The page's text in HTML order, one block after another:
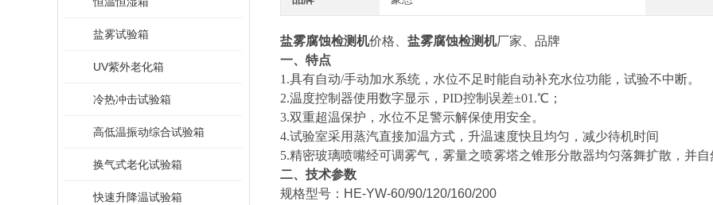
盐雾试验箱
UV紫外老化箱
冷热冲击试验箱
高低温振动综合试验箱
换气式老化试验箱
快速升降温试验箱
盐雾腐蚀检测机价格、 盐雾腐蚀检测机厂家、 品牌
一、特点
1.具有自动/手动加水系统，水位不足时能自动补充水位功能，试验不中断。
2.温度控制器使用数字显示，PID控制误差±01.℃；
3.双重超温保护，水位不足警示解保使用安全。
4.试验室采用蒸汽直接加温方式，升温速度快且均匀，减少待机时间
5.精密玻璃喷嘴经可调雾气，雾量之喷雾塔之锥形分散器均匀落舞扩散，并
二、技术参数
规格型号：HE-YW-60/90/120/160/200